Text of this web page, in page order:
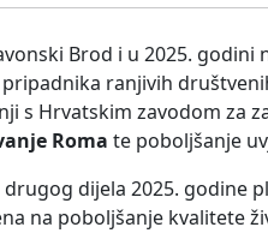
Brod i u 2025.
ranjivih
s Hrvatskim zavodom za
Roma te poboljšanje
dijela 2025. godine
na poboljšanje kvalitete